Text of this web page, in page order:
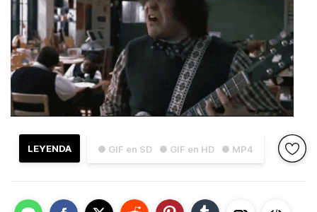
● GIF en SD ● GIF en HD ● MP4
LEYENDA